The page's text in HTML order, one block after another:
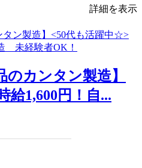
詳細を表示
のカンタン製造】
給1,600円！自...